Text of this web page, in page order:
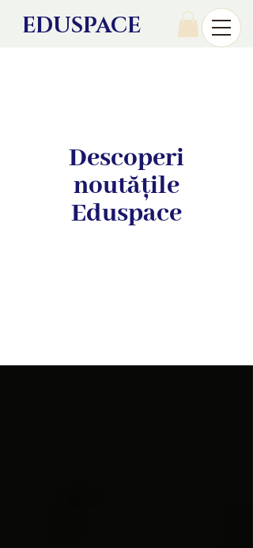
EDUSPACE
Descoperi
noutățile
Eduspace